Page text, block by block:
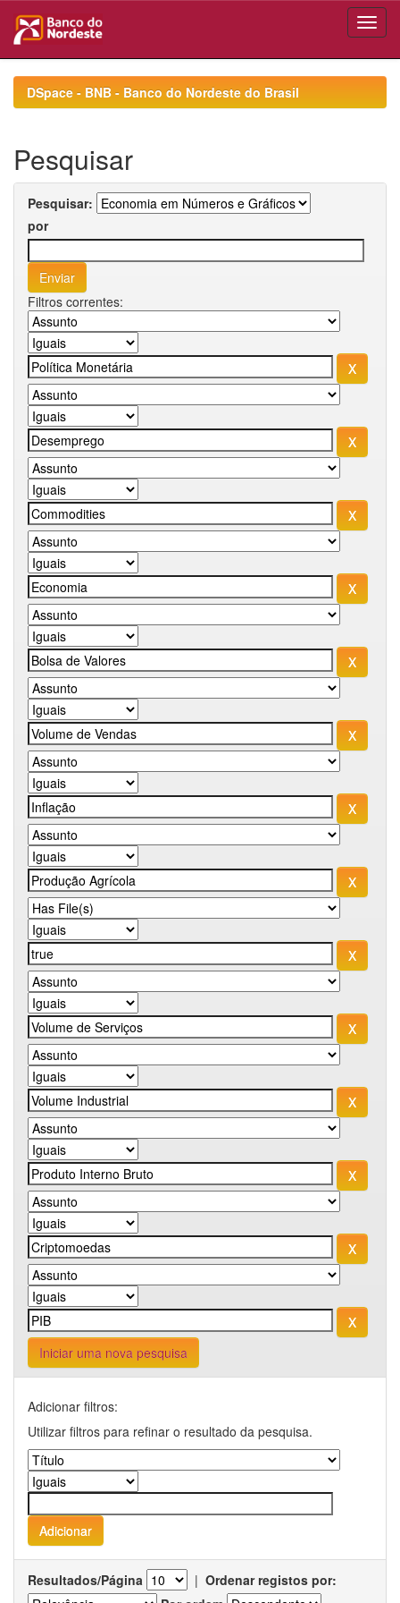
navigationDSpace - BNB - Banco do Nordeste do Brasil
Pesquisar
Pesquisar:
por
Filtros correntes:
Iniciar uma nova pesquisa
Adicionar filtros:
Utilizar filtros para refinar o resultado da pesquisa.
Resultados/Página | Ordenar registos por: